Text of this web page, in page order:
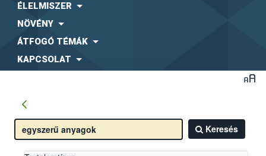
ÉLELMISZER
NÖVÉNY
ÁTFOGÓ TÉMÁK
KAPCSOLAT
Keresés